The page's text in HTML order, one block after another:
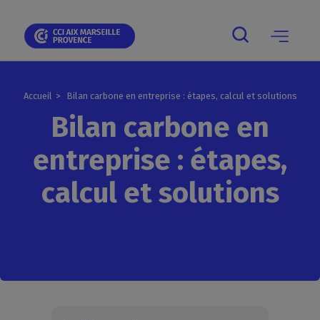
navigation
navigation
principal
mobile
Accueil Bilan carbone en entreprise : étapes, calcul et solutions
Bilan carbone en
entreprise : étapes,
calcul et solutions